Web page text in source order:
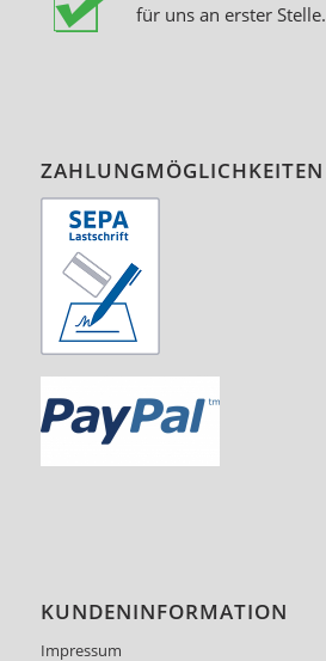
für uns an erster Stelle.
ZAHLUNGMÖGLICHKEITEN
KUNDENINFORMATION
Impressum